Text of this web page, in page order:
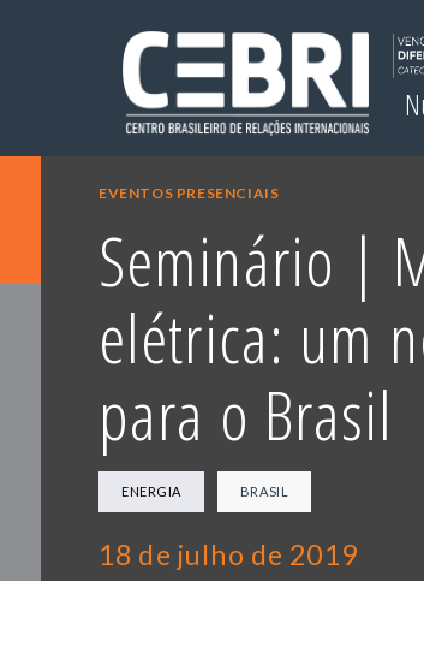
EVENTOS PRESENCIAIS
Seminário |
elétrica: um
para o Brasil
ENERGIA BRASIL
18 de julho de 2019